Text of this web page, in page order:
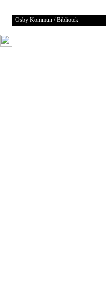
Osby Kommun / Bibliotek